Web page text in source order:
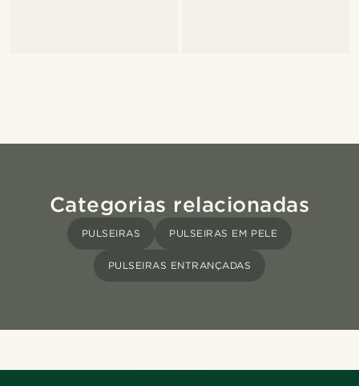
Categorias relacionadas
PULSEIRAS PULSEIRAS EM PELE
PULSEIRAS ENTRANÇADAS